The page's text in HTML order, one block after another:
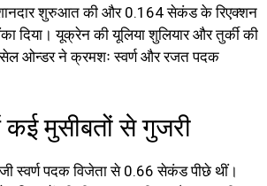
शुरुआत की और 0.164 सेकंड के रिएक्शन
दिया। यूक्रेन की यूलिया शुलियार और तुर्की की
ओन्डर ने क्रमशः स्वर्ण और रजत पदक
मुसीबतों से गुजरी
स्वर्ण पदक विजेता से 0.66 सेकंड पीछे थीं।